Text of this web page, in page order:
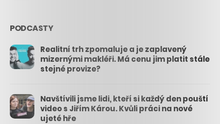
PODCASTY
Realitní trh zpomaluje a je zaplavený
mizernými makléři. Má cenu jim platit stále
stejné provize?
Navštívili jsme lidi, kteří si každý den pouští
video s Jiřím Károu. Kvůli práci na nové
ujeté hře